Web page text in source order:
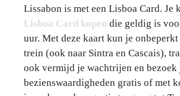
Lissabon is met een Lisboa Card. Je
Lisboa Card kopen die geldig is
uur. Met deze kaart kun je
trein (ook naar Sintra en Cascais),
ook vermijd je wachtrijen en bezoek
bezienswaardigheden gratis of met